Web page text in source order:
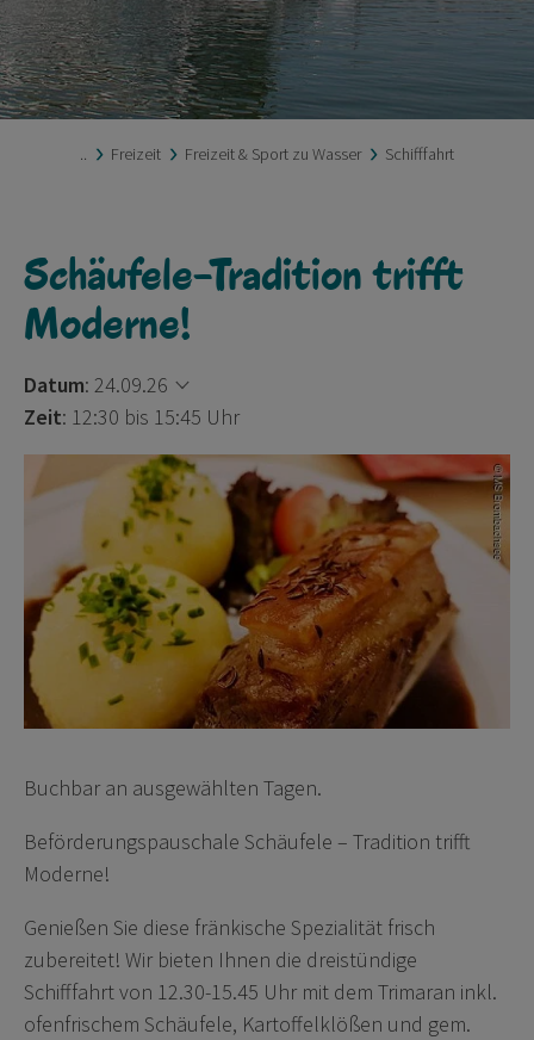
Freizeit Freizeit & Sport zu Wasser Schifffahrt
Schäufele-Tradition trifft
Moderne!
Datum: 24.09.26
Zeit: 12:30 bis 15:45 Uhr
Buchbar an ausgewählten Tagen.
Beförderungspauschale Schäufele – Tradition trifft
Moderne!
Genießen Sie diese fränkische Spezialität frisch
zubereitet! Wir bieten Ihnen die dreistündige
Schifffahrt von 12.30-15.45 Uhr mit dem Trimaran inkl.
ofenfrischem Schäufele, Kartoffelklößen und gem.